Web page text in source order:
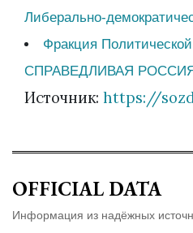
Либерально-
Фракция
СПРАВЕДЛИВАЯ
Источник: https://
OFFICIAL DATA
Информация из надёжных